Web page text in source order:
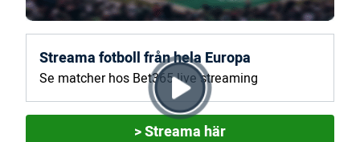
Streama fotboll från hela Europa
Se matcher hos Bet365 live streaming
> Streama här